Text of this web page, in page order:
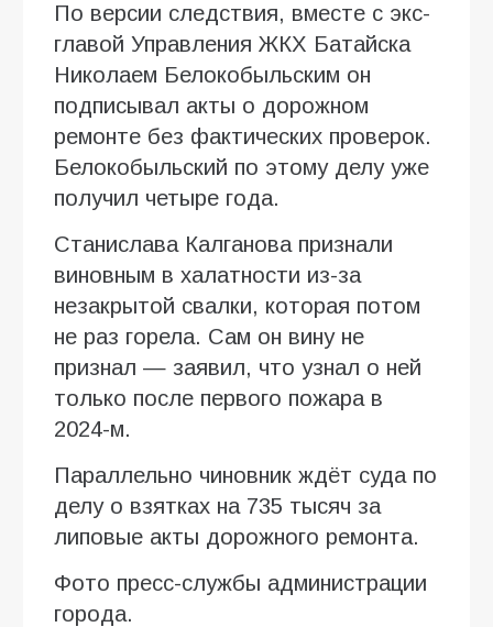
По версии следствия, вместе с экс-
главой Управления ЖКХ Батайска
Николаем Белокобыльским он
подписывал акты о дорожном
ремонте без фактических проверок.
Белокобыльский по этому делу уже
получил четыре года.
Станислава Калганова признали
виновным в халатности из-за
незакрытой свалки, которая потом
не раз горела. Сам он вину не
признал — заявил, что узнал о ней
только после первого пожара в
2024-м.
Параллельно чиновник ждёт суда по
делу о взятках на 735 тысяч за
липовые акты дорожного ремонта.
Фото пресс-службы администрации
города.